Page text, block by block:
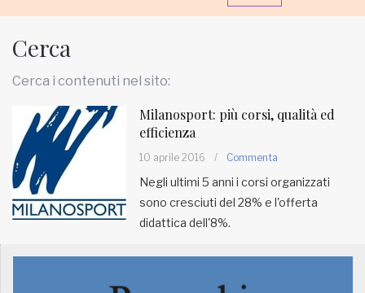
HOME
RUBRICHE
MUNICIPI
Cerca
Cerca i contenuti nel sito:
Milanosport: più corsi, qualità ed
efficienza
10 aprile 2016 / Commenta
Negli ultimi 5 anni i corsi organizzati
sono cresciuti del 28% e l'offerta
didattica dell'8%.